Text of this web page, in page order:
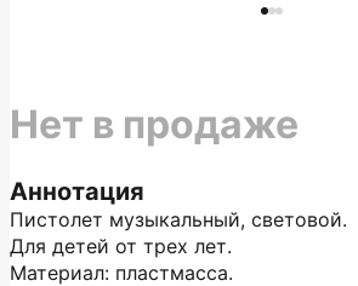
Аннотация
Пистолет музыкальный, световой.
Для детей от трех лет.
Материал: пластмасса.
Нет в продаже